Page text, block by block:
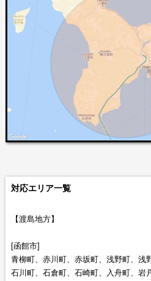
対応エリア一覧
【渡島地方】
[函館市]
青柳町、赤川町、赤坂町、浅野町、浅
石川町、石倉町、石崎町、入舟町、岩